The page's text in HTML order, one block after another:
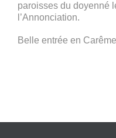
paroisses du doyenné
l’Annonciation.
Belle entrée en